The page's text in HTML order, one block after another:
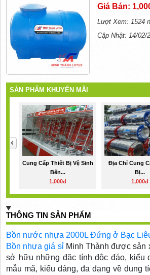
Giá Bán:
Lượt Xem: 1524
Cập Nhật: 14/02/
SẢN PHẨM KHUYẾN MÃI
Cung Cấp Thiết Bị Vệ Sinh
Bến...
1,000đ
Địa Chỉ Cung
Bị...
1,000đ
THÔNG TIN SẢN PHẨM
Bồn nước nhựa 2000L Đứng ở Bạc
Bồn nhựa giá sỉMinh Thành được sản
sở hữu những đặc tính độc đáo, kiểu
mẫu mã, kiểu dáng, đa dạng về